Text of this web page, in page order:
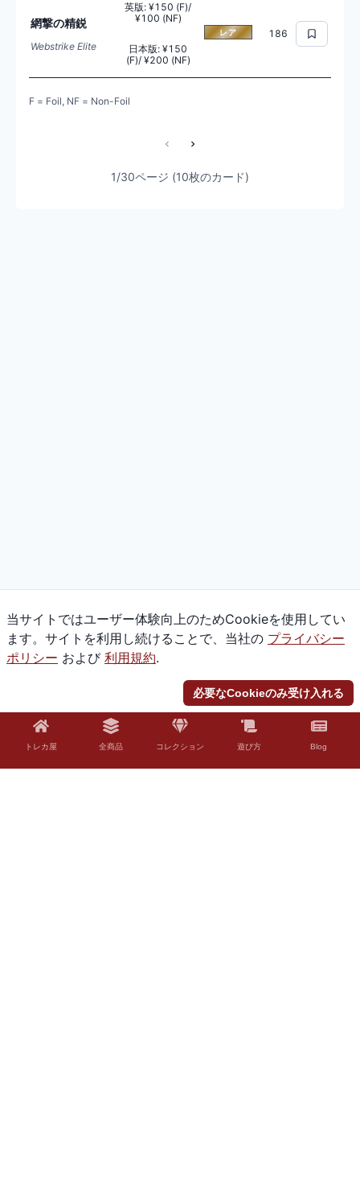
網撃の精鋭
Webstrike Elite
英版: ¥150 (F)/
¥100 (NF)
日本版: ¥150
(F)/ ¥200 (NF)
レア 186
F = Foil, NF = Non-Foil
1/30ページ (10枚のカード)
当サイトではユーザー体験向上のためCookieを使用してい
ます。サイトを利用し続けることで、当社の プライバシー
ポリシー および 利用規約.
必要なCookieのみ受け入れる
トレカ屋 全商品 コレクション 遊び方 Blog